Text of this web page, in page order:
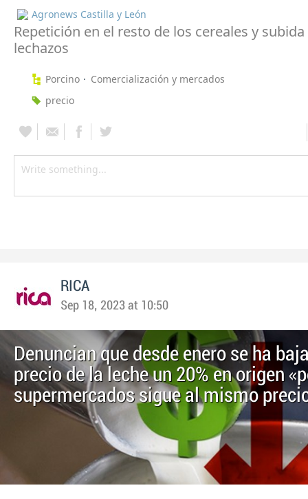
Agronews Castilla y León
Repetición en el resto de los cereales y
lechazos
Porcino
Comercialización y mercados
precio
RICA
Sep 18, 2023 at 10:50
Denuncian que desde enero se ha
precio de la leche un 20% en origen
supermercados sigue al mismo